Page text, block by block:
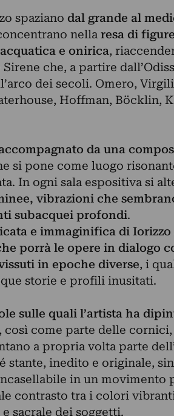
spaziano dal grande al
nella resa di
e onirica,
che, a partire
dei secoli. Omero,
Hoffman, Böcklin,
da una
si pone come luogo
In ogni sala espositiva si
vibrazioni che
subacquei profondi.
e immaginifica di Iorizzo
porrà le opere in dialogo
in epoche diverse, i
storie e profili inusitati.
sulle quali l’artista ha
, così come parte delle cornici,
a propria volta parte
stante, inedito e originale,
in un movimento
contrasto tra i colori
sacrale dei soggetti.